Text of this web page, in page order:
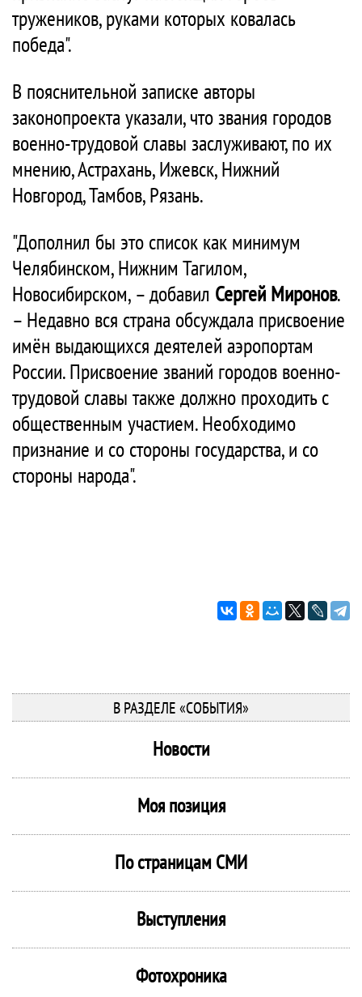
тружеников, руками которых ковалась
победа".
В пояснительной записке авторы
законопроекта указали, что звания городов
военно-трудовой славы заслуживают, по их
мнению, Астрахань, Ижевск, Нижний
Новгород, Тамбов, Рязань.
"Дополнил бы это список как минимум
Челябинском, Нижним Тагилом,
Новосибирском, – добавил Сергей Миронов.
– Недавно вся страна обсуждала присвоение
имён выдающихся деятелей аэропортам
России. Присвоение званий городов военно-
трудовой славы также должно проходить с
общественным участием. Необходимо
признание и со стороны государства, и со
стороны народа".
В РАЗДЕЛЕ «СОБЫТИЯ»
Новости
Моя позиция
По страницам СМИ
Выступления
Фотохроника